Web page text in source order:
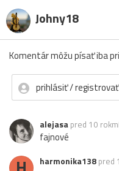
Johny18
Komentár môžu písať iba
prihlásiť / registrovať
alejasa pred 10 rokmi
fajnové
harmonika138 pred